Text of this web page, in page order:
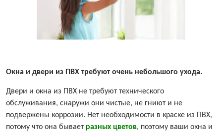
Окна и двери из ПВХ требуют очень небольшого ухода.
Двери и окна из ПВХ не требуют технического
обслуживания, снаружи они чистые, не гниют и не
подвержены коррозии. Нет необходимости в краске из ПВХ,
потому что она бывает разных цветов, поэтому ваши окна и